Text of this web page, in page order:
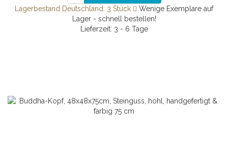
Lagerbestand Deutschland: 3 Stück
Wenige Exemplare auf
Lager - schnell bestellen!
Lieferzeit: 3 - 6 Tage